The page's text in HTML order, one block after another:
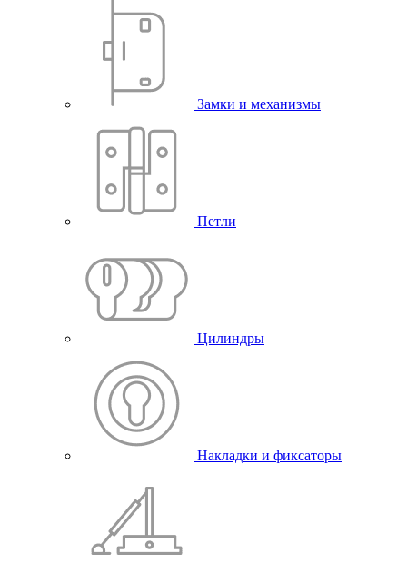
Замки и механизмы
Петли
Цилиндры
Накладки и фиксаторы